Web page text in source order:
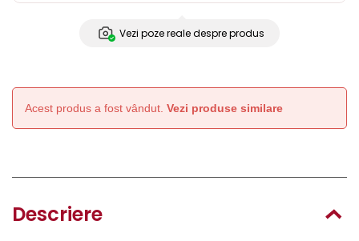
Vezi poze reale despre produs
Acest produs a fost vândut. Vezi produse similare
Descriere